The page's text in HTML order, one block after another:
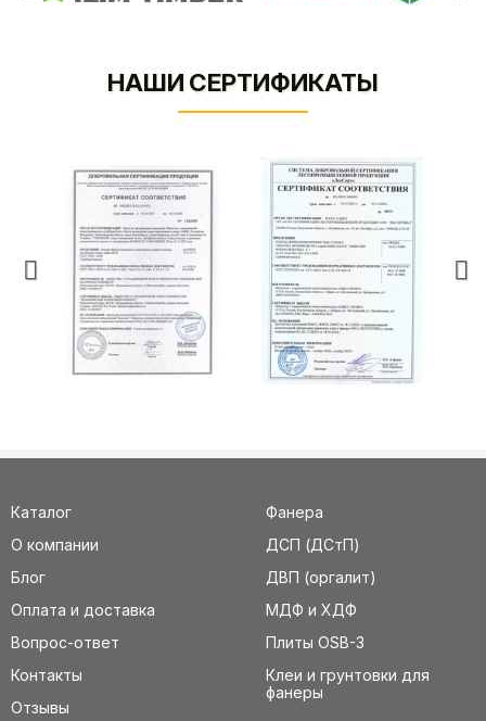
НАШИ СЕРТИФИКАТЫ
Каталог
О компании
Блог
Оплата и доставка
Вопрос-ответ
Контакты
Отзывы
Фанера
ДСП (ДСтП)
ДВП (оргалит)
МДФ и ХДФ
Плиты OSB-3
Клеи и грунтовки для
фанеры